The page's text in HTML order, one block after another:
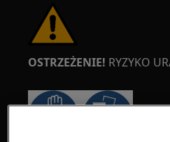
OSTRZEŻENIE! RYZYKO